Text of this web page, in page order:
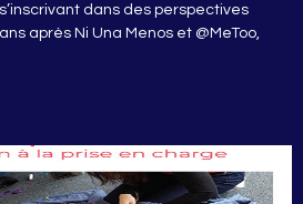
dans des perspectives
après Ni Una Menos et @MeToo,